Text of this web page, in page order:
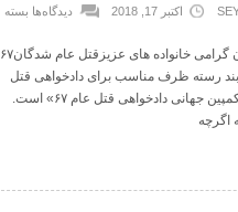
اکتبر 17, 2018 دیدگاه‌ها بسته
هم میهنان ودوستان گرامی خانواده های عزیزقتل عام شدگان۶۷
رسته ظرف مناسب برای دادخواهی قتل
عام ۶۷، ایجاد یک «کمپین جهانی دادخواهی قتل عام ۶۷» است.
اگرچه